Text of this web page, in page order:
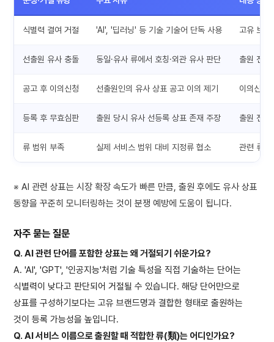
식별력 결여 거절 'AI', '딥러닝' 등 기술 기술어 단독 사용 고유 브랜
선출원 유사 충돌 동일·유사 류에서 호칭·외관 유사 판단 출원 전
공고 후 이의신청 선출원인의 유사 상표 공고 이의 제기 이의신청
등록 후 무효심판 출원 당시 유사 선등록 상표 존재 주장 출원 전
류 범위 부족 실제 서비스 범위 대비 지정류 협소 관련 류
※ AI 관련 상표는 시장 확장 속도가 빠른 만큼, 출원 후에도 유사 상표
동향을 꾸준히 모니터링하는 것이 분쟁 예방에 도움이 됩니다.
자주 묻는 질문
Q. AI 관련 단어를 포함한 상표는 왜 거절되기 쉬운가요?
A. 'AI', 'GPT', '인공지능'처럼 기술 특성을 직접 기술하는 단어는
식별력이 낮다고 판단되어 거절될 수 있습니다. 해당 단어만으로
상표를 구성하기보다는 고유 브랜드명과 결합한 형태로 출원하는
것이 등록 가능성을 높입니다.
Q. AI 서비스 이름으로 출원할 때 적합한 류(類)는 어디인가요?